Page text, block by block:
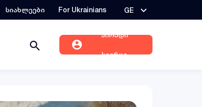
სიახლეები For Ukrainians GE
პირადი
სივრცე